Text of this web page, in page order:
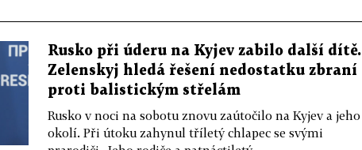
Rusko při úderu na Kyjev zabilo další dítě.
Zelenskyj hledá řešení nedostatku zbraní
proti balistickým střelám
Rusko v noci na sobotu znovu zaútočilo na Kyjev a jeho
okolí. Při útoku zahynul tříletý chlapec se svými